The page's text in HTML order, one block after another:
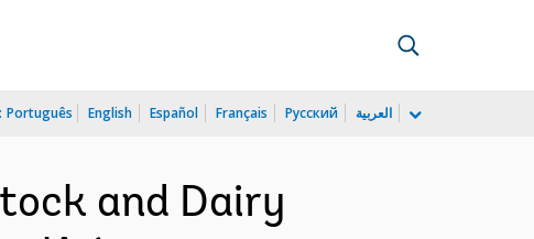
Português English Español Français Русский العربية
and Dairy